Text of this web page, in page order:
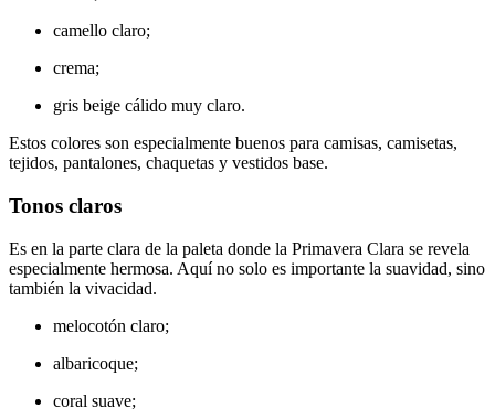
camello claro;
crema;
gris beige cálido muy claro.
Estos colores son especialmente buenos para camisas, camisetas,
tejidos, pantalones, chaquetas y vestidos base.
Tonos claros
Es en la parte clara de la paleta donde la Primavera Clara se revela
especialmente hermosa. Aquí no solo es importante la suavidad, sino
también la vivacidad.
melocotón claro;
albaricoque;
coral suave;